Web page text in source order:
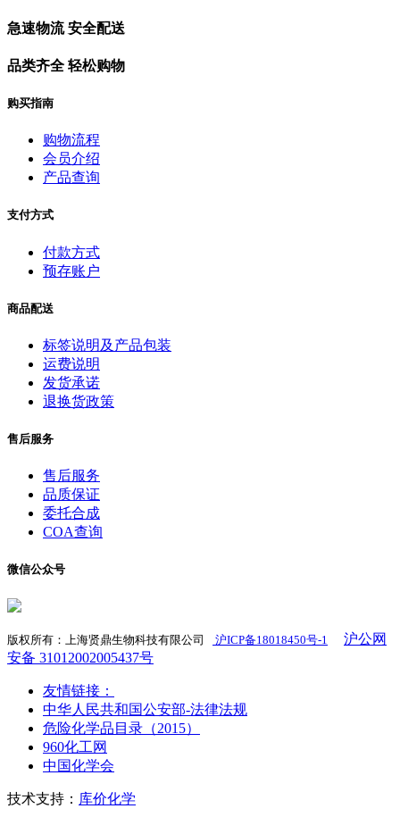
急速物流 安全配送
品类齐全 轻松购物
购买指南
购物流程
会员介绍
产品查询
支付方式
付款方式
预存账户
商品配送
标签说明及产品包装
运费说明
发货承诺
退换货政策
售后服务
售后服务
品质保证
委托合成
COA查询
微信公众号
版权所有：上海贤鼎生物科技有限公司 沪ICP备18018450号-1
沪公网
安备 31012002005437号
友情链接：
中华人民共和国公安部-法律法规
危险化学品目录（2015）
960化工网
中国化学会
技术支持： 库价化学